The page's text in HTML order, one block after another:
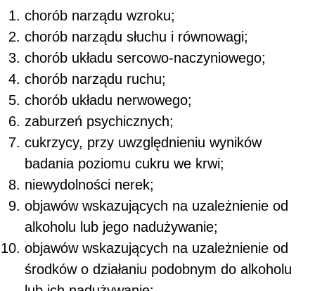
chorób narządu wzroku;
chorób narządu słuchu i równowagi;
chorób układu sercowo-naczyniowego;
chorób narządu ruchu;
chorób układu nerwowego;
zaburzeń psychicznych;
cukrzycy, przy uwzględnieniu wyników
badania poziomu cukru we krwi;
niewydolności nerek;
objawów wskazujących na uzależnienie od
alkoholu lub jego nadużywanie;
objawów wskazujących na uzależnienie od
środków o działaniu podobnym do alkoholu